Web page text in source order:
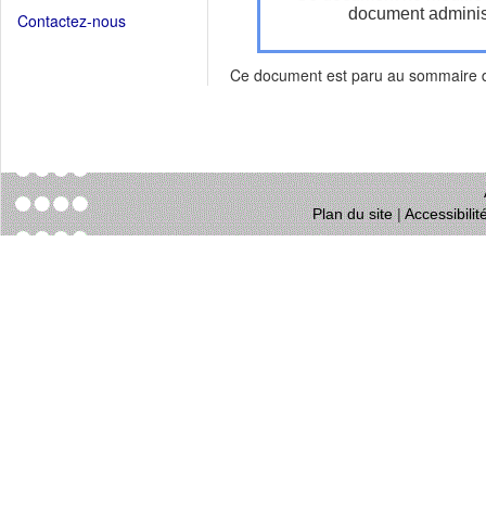
nouvelle
Contactez-nous
document
Ce document est paru au sommaire
Plan du site|